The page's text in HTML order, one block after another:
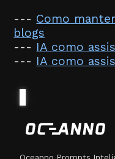
--- Como
blogs
--- IA como
--- IA como